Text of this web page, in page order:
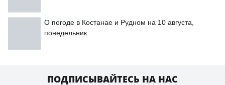
О погоде в Костанае и Рудном на 10 августа,
понедельник
ПОДПИСЫВАЙТЕСЬ НА НАС